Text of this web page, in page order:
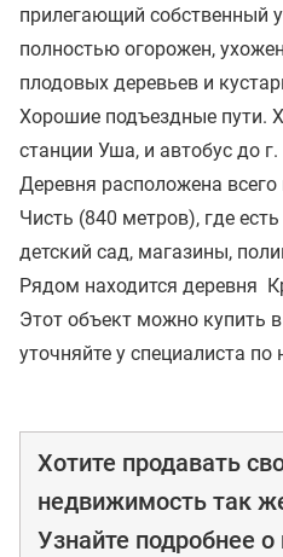
прилегающий собственный
полностью огорожен,
плодовых деревьев и
Хорошие подъездные пути.
станции Уша, и автобус до
Деревня расположена
Чисть (840 метров), где
детский сад, магазины,
Рядом находится деревня
Этот объект можно купить
уточняйте у специалиста
Хотите продавать
недвижимость так
Узнайте подробнее